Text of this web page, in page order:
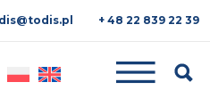
+ 48 22 839 22 39